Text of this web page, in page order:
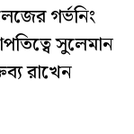
গর্ভনিং
সুলেমান
রাখেন